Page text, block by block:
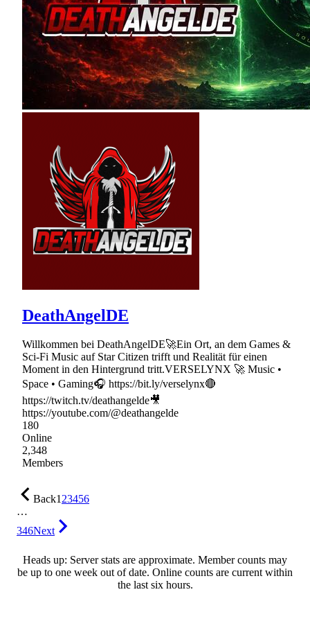
DeathAngelDE
Willkommen bei DeathAngelDE🚀Ein Ort, an dem Games &
Sci-Fi Music auf Star Citizen trifft und Realität für einen
Moment in den Hintergrund tritt.VERSELYNX 🚀 Music •
Space • Gaming🎧 https://bit.ly/verselynx🔴
https://twitch.tv/deathangelde🎥
https://youtube.com/@deathangelde
180
Online
2,348
Members
Back123456
…
346Next
Heads up: Server stats are approximate. Member counts may
be up to one week out of date. Online counts are current within
the last six hours.